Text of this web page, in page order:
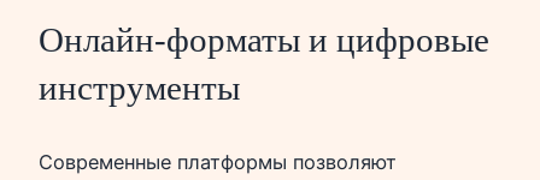
Онлайн‑форматы и цифровые
инструменты
Современные платформы позволяют